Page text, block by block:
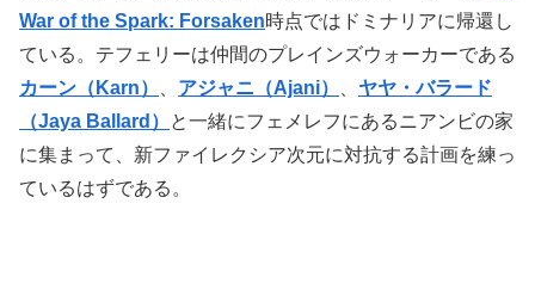
War of the Spark: Forsaken時点ではドミナリアに帰還し
ている。テフェリーは仲間のプレインズウォーカーである
カーン（Karn）
、 アジャニ（Ajani） 、 ヤヤ・バラード
（Jaya Ballard）
と一緒にフェメレフにあるニアンビの家
に集まって、新ファイレクシア次元に対抗する計画を練っ
ているはずである。